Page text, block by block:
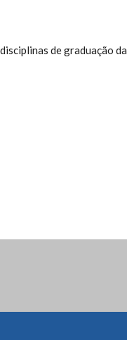
de graduação da